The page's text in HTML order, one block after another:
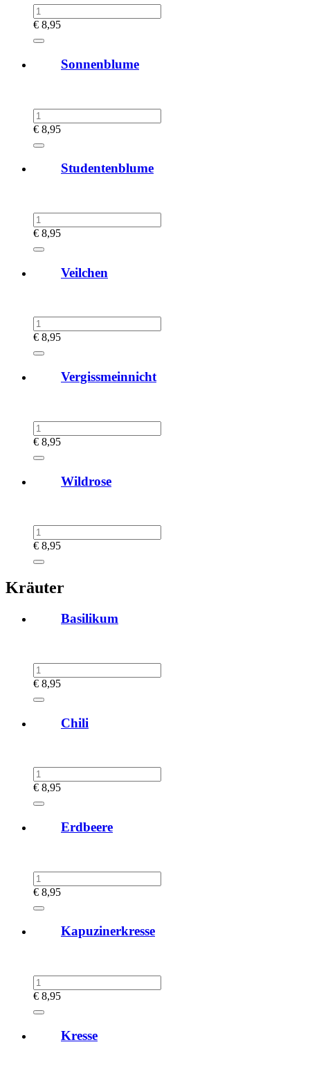
€ 8,95
Sonnenblume
€ 8,95
Studentenblume
€ 8,95
Veilchen
€ 8,95
Vergissmeinnicht
€ 8,95
Wildrose
€ 8,95
Kräuter
Basilikum
€ 8,95
Chili
€ 8,95
Erdbeere
€ 8,95
Kapuzinerkresse
€ 8,95
Kresse